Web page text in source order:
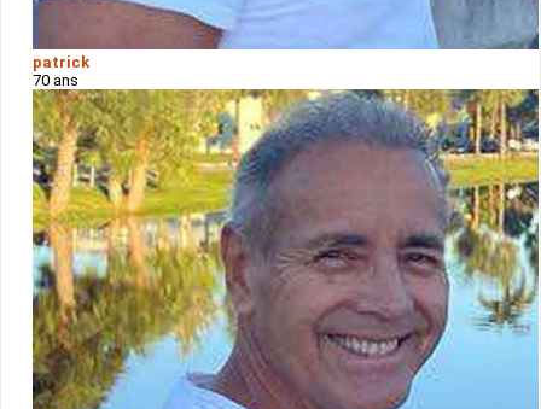
patrick
70 ans